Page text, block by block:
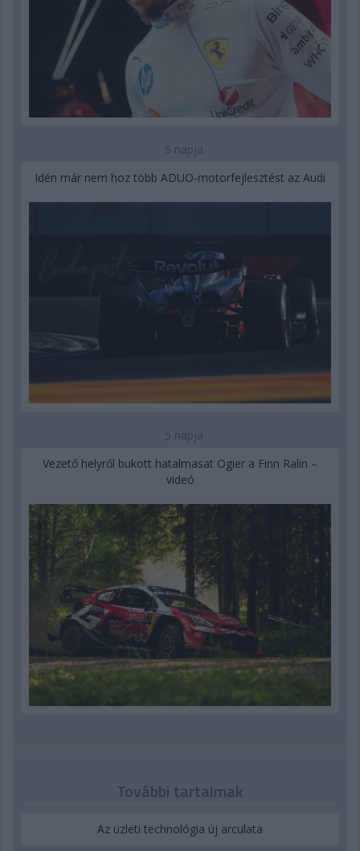
5 napja
Idén már nem hoz több ADUO-motorfejlesztést az Audi
5 napja
Vezető helyről bukott hatalmasat Ogier a Finn Ralin –
videó
További tartalmak
Az üzleti technológia új arculata